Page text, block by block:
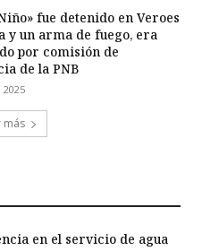
fue detenido en Veroes
y un arma de fuego, era
por comisión de
de la PNB
más
en el servicio de agua